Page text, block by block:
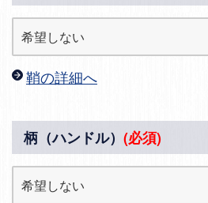
鞘の詳細へ
柄（ハンドル） (必須)